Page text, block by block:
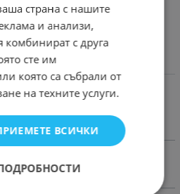
ваши съществуващи
използваеми
страна с нашите
и анализи,
комбинират с друга
сте им
която са събрали от
на техните услуги.
ВСИЧКИ